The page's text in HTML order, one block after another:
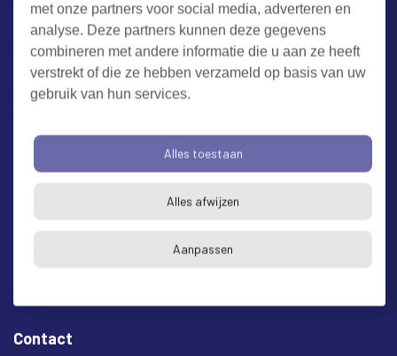
met onze partners voor social media, adverteren en
analyse. Deze partners kunnen deze gegevens
combineren met andere informatie die u aan ze heeft
verstrekt of die ze hebben verzameld op basis van uw
gebruik van hun services.
Alles toestaan
Alles afwijzen
Aanpassen
Milieuklacht melden
Algemene voorwaarden
Toegankelijkheid
Bezoekadres en postadres
* op afspraak
RUD Zeeland
Buitenruststraat 6
Contact